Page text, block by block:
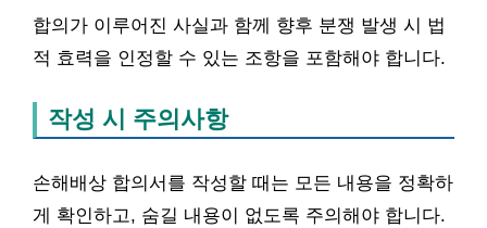
합의가 이루어진 사실과 함께 향후 분쟁 발생 시 법
적 효력을 인정할 수 있는 조항을 포함해야 합니다.
작성 시 주의사항
손해배상 합의서를 작성할 때는 모든 내용을 정확하
게 확인하고, 숨길 내용이 없도록 주의해야 합니다.